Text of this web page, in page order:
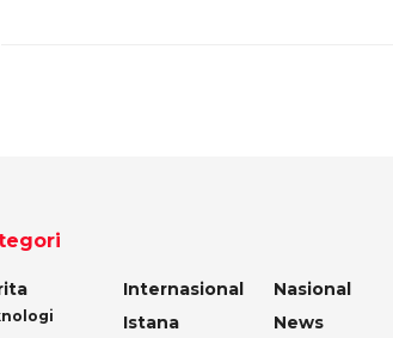
Internasional
Istana
Nasional
News